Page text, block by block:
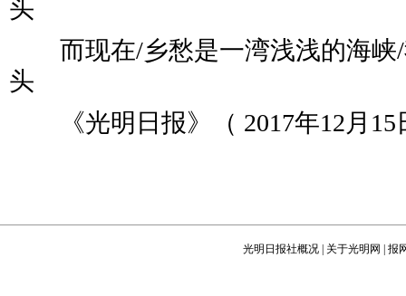
头
而现在/乡愁是一湾浅浅的海峡/
头
《光明日报》（ 2017年12月15
光明日报社概况 关于光明网 报